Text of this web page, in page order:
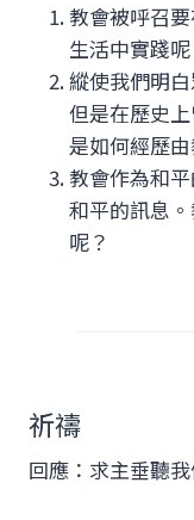
教會被呼召
生活中實踐呢
縱使我們明
但是在歷史
是如何經歷
教會作為和
和平的訊息
呢？
祈禱
回應：求主垂聽我